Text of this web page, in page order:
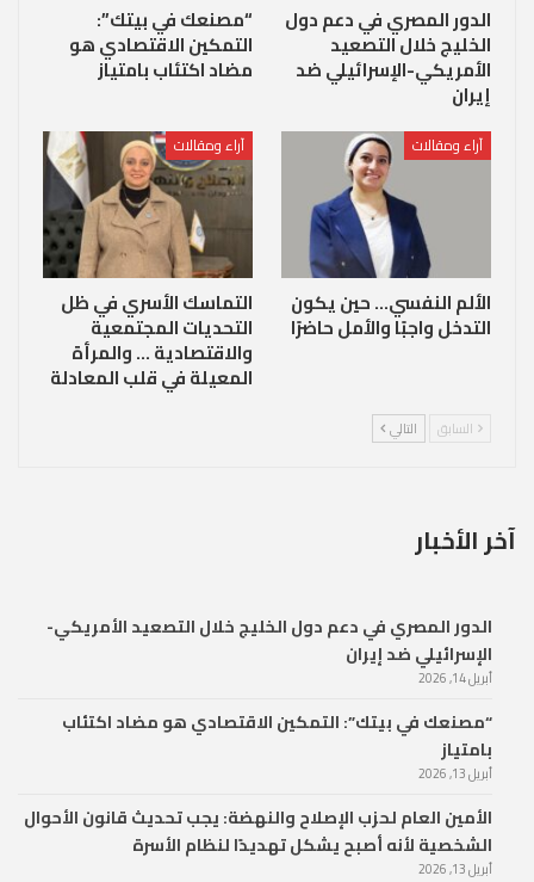
الدور المصري في دعم دول
الخليج خلال التصعيد
الأمريكي-الإسرائيلي ضد
إيران
“مصنعك في بيتك”:
التمكين الاقتصادي هو
مضاد اكتئاب بامتياز
آراء ومقالات
الألم النفسي… حين يكون
التدخل واجبًا والأمل حاضرًا
آراء ومقالات
التماسك الأسري في ظل
التحديات المجتمعية
والاقتصادية … والمرأة
المعيلة في قلب المعادلة
السابق التالي
آخر الأخبار
الدور المصري في دعم دول الخليج خلال التصعيد الأمريكي-
الإسرائيلي ضد إيران
أبريل 14, 2026
“مصنعك في بيتك”: التمكين الاقتصادي هو مضاد اكتئاب
بامتياز
أبريل 13, 2026
الأمين العام لحزب الإصلاح والنهضة: يجب تحديث قانون الأحوال
الشخصية لأنه أصبح يشكل تهديدًا لنظام الأسرة
أبريل 13, 2026